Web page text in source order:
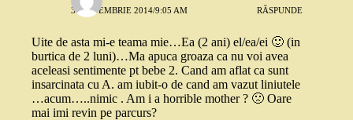
3 SEPTEMBRIE 2014/9:05 AM RĂSPUNDE
Uite de asta mi-e teama mie…Ea (2 ani) el/ea/ei 🙂 (in
burtica de 2 luni)…Ma apuca groaza ca nu voi avea
aceleasi sentimente pt bebe 2. Cand am aflat ca sunt
insarcinata cu A. am iubit-o de cand am vazut liniutele
…acum…..nimic . Am i a horrible mother ? 🙁 Oare
mai imi revin pe parcurs?